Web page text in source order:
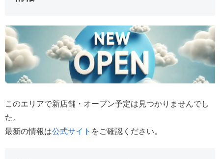
このエリアで新店舗・オープン予定は見つかりませんでし
た。
最新の情報は公式サイト をご確認ください。